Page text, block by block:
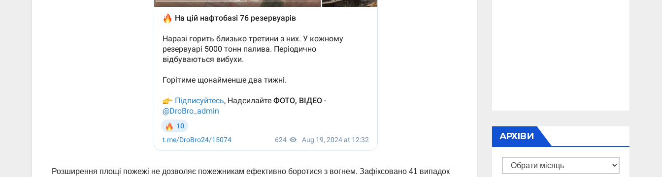
Розширення площі пожежі не дозволяє пожежникам ефективно боротися з вогнем. Зафіксовано 41 випадок
АРХІВИ
Архіви